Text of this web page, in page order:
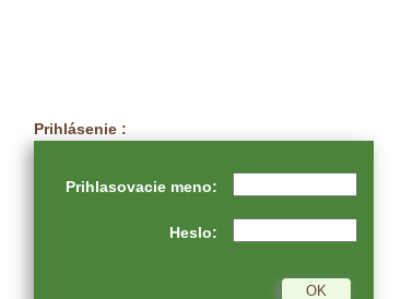
Prihlásenie :
Prihlasovacie meno:
Heslo: